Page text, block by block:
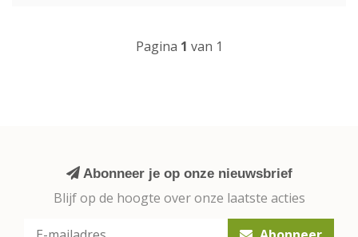
Pagina 1 van 1
Abonneer je op onze nieuwsbrief
Blijf op de hoogte over onze laatste acties